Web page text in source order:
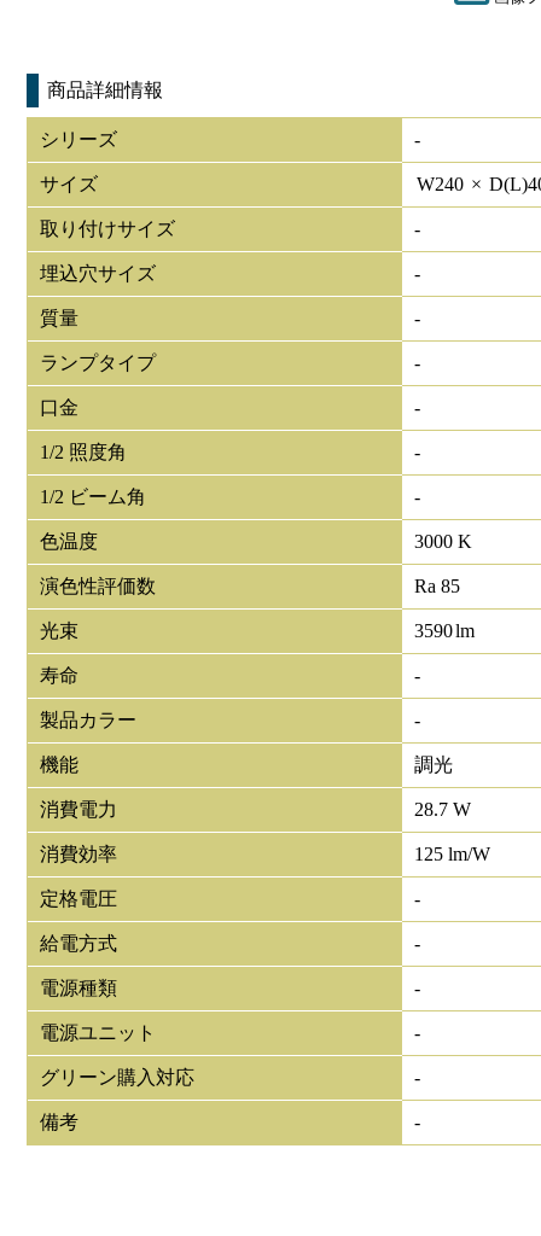
商品詳細情報
シリーズ -
サイズ W240 × D(L)
取り付けサイズ -
埋込穴サイズ -
質量 -
ランプタイプ -
口金 -
1/2 照度角 -
1/2 ビーム角 -
色温度 3000 K
演色性評価数 Ra 85
光束 3590lm
寿命 -
製品カラー -
機能 調光
消費電力 28.7 W
消費効率 125 lm/W
定格電圧 -
給電方式 -
電源種類 -
電源ユニット -
グリーン購入対応 -
備考 -